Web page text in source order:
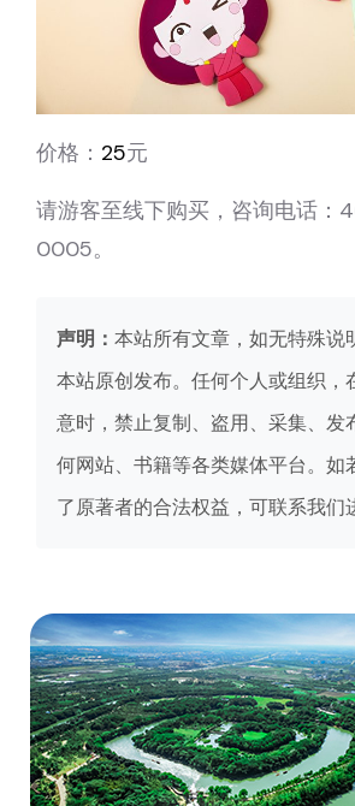
价格： 25元
请游客至线下购买，咨询电话：
0005。
声明： 本站所有文章，如无特殊说
本站原创发布。任何个人或组织，
意时，禁止复制、盗用、采集、发
何网站、书籍等各类媒体平台。如
了原著者的合法权益，可联系我们